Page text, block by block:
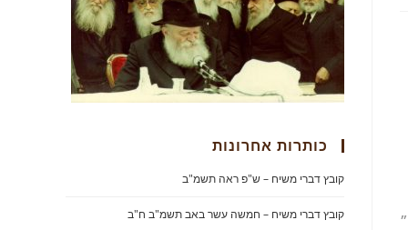
כותרות אחרונות
קובץ דברי משיח – ש"פ ראה תשמ"ב
קובץ דברי משיח – חמשה עשר באב תשמ"ב ח"ב